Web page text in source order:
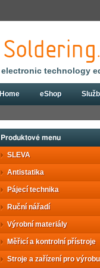
Produktové menu
SLEVA
Antistatika
Pájecí technika
Ruční nářadí
Výrobní materiály
Měřicí a kontrolní přístroje
Stroje a zařízení pro výrobu
electronic technology
Home eShop